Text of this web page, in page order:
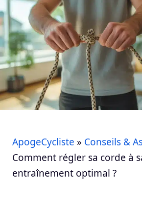
ApogeCycliste » Conseils &
Comment régler sa corde à
entraînement optimal ?